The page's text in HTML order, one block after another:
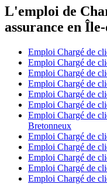
L'emploi de
assurance en
Emploi Chargé de
Emploi Chargé de
Emploi Chargé de
Emploi Chargé de
Emploi Chargé de
Emploi Chargé de
Emploi Chargé de
Bretonneux
Emploi Chargé de
Emploi Chargé de
Emploi Chargé de
Emploi Chargé de
Emploi Chargé de